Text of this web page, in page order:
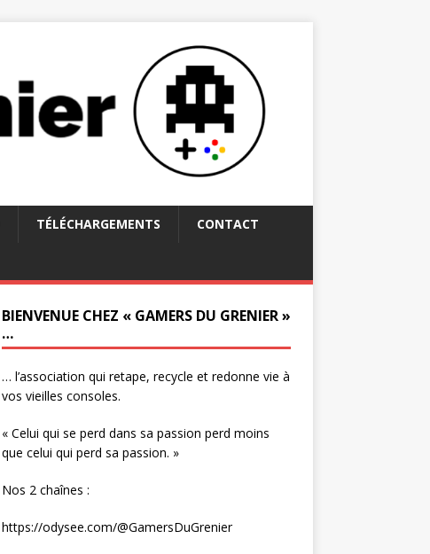
TÉLÉCHARGEMENTS CONTACT
BIENVENUE CHEZ « GAMERS DU GRENIER »
…
… l’association qui retape, recycle et redonne vie à
vos vieilles consoles.
« Celui qui se perd dans sa passion perd moins
que celui qui perd sa passion. »
Nos 2 chaînes :
https://odysee.com/@GamersDuGrenier